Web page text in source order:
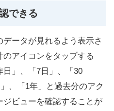
できる
ータが見れるよう表示さ
アイコンをタップする
日」、「7日」、「30
、「1年」と過去分のアク
ビューを確認することが